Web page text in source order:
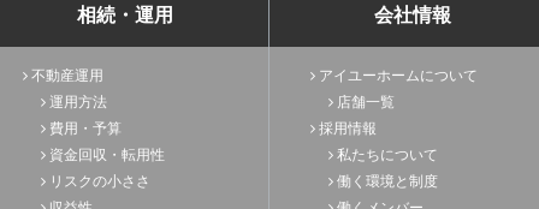
相続・運用
不動産運用
運用方法
費用・予算
資金回収・転用性
リスクの小ささ
会社情報
アイユーホームについて
店舗一覧
採用情報
私たちについて
働く環境と制度